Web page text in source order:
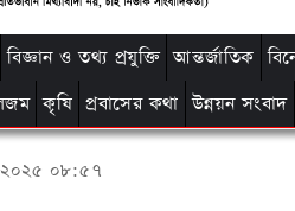
বিজ্ঞান ও তথ্য প্রযুক্তি আন্তর্জাতিক
কৃষি প্রবাসের কথা উন্নয়ন সংবাদ
০৮:৫৭